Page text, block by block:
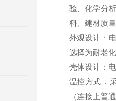
验、化学分
料、 建材质
外观设计 ：
选择为耐老
壳体设计：
温控方式 ：
（连接上普